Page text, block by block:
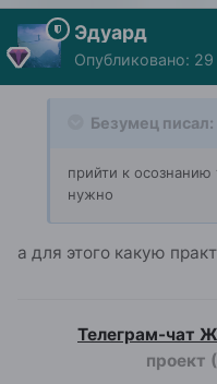
Эдуард
Опубликовано:
Безумец писал:
прийти к
нужно
а для этого какую
Телеграм-чат
проект